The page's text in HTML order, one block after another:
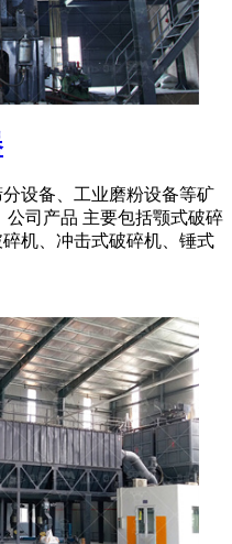
设备、工业磨粉设备等矿
公司产品 主要包括颚式破碎
机、冲击式破碎机、锤式